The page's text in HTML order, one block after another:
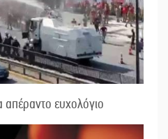
απέραντο ευχολόγιο